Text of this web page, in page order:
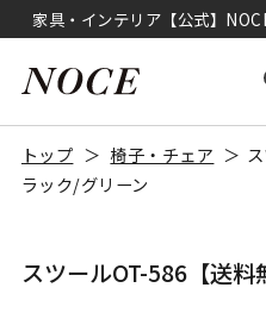
家具・インテリア【公式】
トップ 椅子・チェア
ラック/グリーン
スツールOT-586【送